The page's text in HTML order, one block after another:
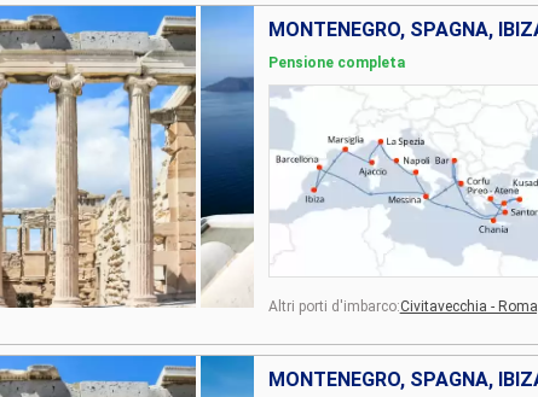
Pensione completa
Altri porti d'imbarco:Civitavecchia - Roma,